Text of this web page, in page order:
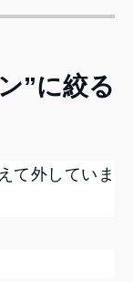
”に絞る
て外していま